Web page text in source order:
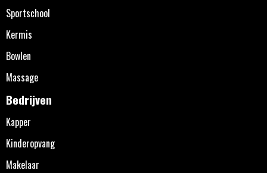
Sportschool
Kermis
Bowlen
Massage
Bedrijven
Kapper
Kinderopvang
Makelaar